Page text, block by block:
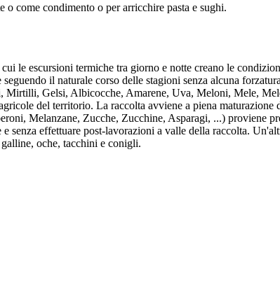
o come condimento o per arricchire pasta e sughi.
le escursioni termiche tra giorno e notte creano le
il naturale corso delle stagioni senza alcuna
Gelsi, Albicocche, Amarene, Uva, Meloni, Mele,
del territorio. La raccolta avviene a piena
Melanzane, Zucche, Zucchine, Asparagi, ...) proviene
effettuare post-lavorazioni a valle della raccolta.
oche, tacchini e conigli.